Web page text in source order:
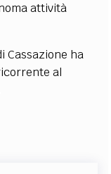
attività
Cassazione ha
al